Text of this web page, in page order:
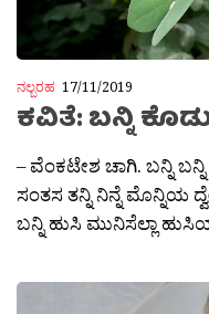
ನಲ್ಬರಹ 17/11/2019
ಕವಿತೆ: ಬನ್ನಿ
– ವೆಂಕಟೇಶ ಚಾಗಿ. ಬನ್ನಿ
ಸಂತಸ ತನ್ನಿ ನಿನ್ನೆ ಮೊನ್ನಿಯ
ಬನ್ನಿ ಹುಸಿ ಮುನಿಸೆಲ್ಲಾ